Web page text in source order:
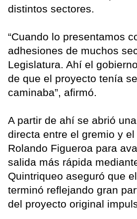
distintos sectores.
“Cuando lo presentamos
adhesiones de muchos
Legislatura. Ahí el
de que el proyecto tenía
caminaba”, afirmó.
A partir de ahí se abrió
directa entre el gremio y
Rolando Figueroa para
salida más rápida
Quintriqueo aseguró que
terminó reflejando gran
del proyecto original